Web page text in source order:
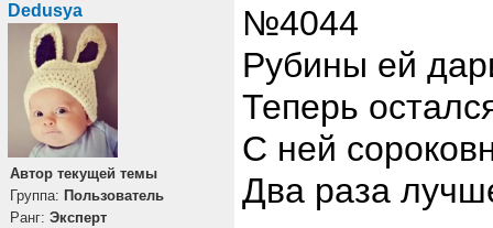
Dedusya
Автор текущей темы
Группа: Пользователь
Ранг: Эксперт
№4044
Рубины ей
Теперь
С ней
Два раза